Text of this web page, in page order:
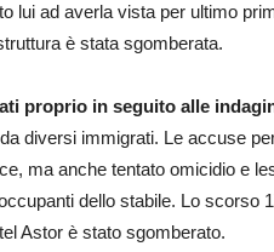
lui ad averla vista per ultimo
è stata sgomberata.
proprio in seguito alle
diversi immigrati. Le accuse
ma anche tentato omicidio e
dello stabile. Lo scorso
Astor è stato sgomberato.